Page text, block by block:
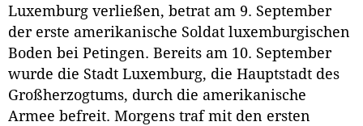
Luxemburg verließen, betrat am 9. September
der erste amerikanische Soldat luxemburgischen
Boden bei Petingen. Bereits am 10. September
wurde die Stadt Luxemburg, die Hauptstadt des
Großherzogtums, durch die amerikanische
Armee befreit. Morgens traf mit den ersten